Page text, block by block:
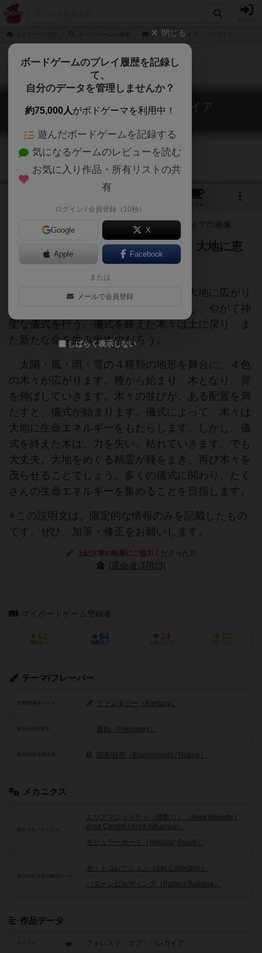
フォレスツ・オブ・パンガイア
フォレスツ・オブ・パンガイア
Forests of Pangaia
カフェ
はるか昔。木々たちが儀式を行い、大地に恵
みを与えた。
世界が形を作る前。最初の木々が、大地に広がり
はじめた。木々は、種から大樹に成長し、やがて神
聖な儀式を行う。儀式を終えた木々は土に戻り、ま
た新たな命を生み出すのだろう。
太陽・風・雨・雪の４種類の地形を舞台に、４色
の木々が広がります。種から始まり、木となり、背
を伸ばしていきます。木々の並びが、ある配置を満
たすと、儀式が始まります。儀式によって、木々は
大地に生命エネルギーをもたらします。しかし、儀
式を終えた木は、力を失い、枯れていきます。でも
大丈夫。大地をめぐる精霊が種をまき、再び木々を
茂らせることでしょう。多くの儀式に関わり、たく
さんの生命エネルギーを集めることを目指します。
※この説明文は、限定的な情報のみを記載したもの
です。ぜひ、加筆・修正をお願いします。
上記文章の執筆にご協力くださった方
[退会者:37819]
マイボードゲーム登録者
52
興味あり
64
経験あり
14
お気に入り
53
持ってる
テーマ/フレーバー
世界観/基本テーマ ファンタジー（Fantasy）
舞台の時代背景 原始（Prehistory）
政治経済/各種産業 環境/自然（Environment / Nature）
メカニクス
頻出するメカニクス
エリアマジョリティ（陣取り）（Area Majority /
Area Control / Area influence）
モジュラーボード（Modular Board）
セットコレクション（Set Collection）
パターンビルディング（Pattern Building）
作品データ
タイトル フォレスツ・オブ・パンガイア
閉じる
ボードゲームのプレイ履歴を記録し
て、
自分のデータを管理しませんか？
約75,000人がボドゲーマを利用中！
遊んだボードゲームを記録する
気になるゲームのレビューを読む
お気に入り作品・所有リストの共
有
ログイン / 会員登録（10秒）
Google X
Apple Facebook
または
メールで会員登録
しばらく表示しない